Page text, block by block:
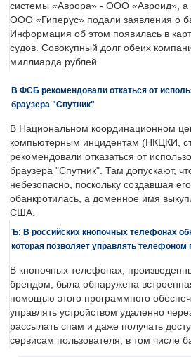
системы «Аврора» - ООО «Авроид», а
ООО «Гиперус» подали заявления о
Информация об этом появилась в
судов. Совокупный долг обеих
миллиарда рублей.
В ФСБ рекомендовали откаться от
браузера "Спутник"
В Национальном координационном
компьютерным инцидентам (НКЦКИ,
рекомендовали отказаться от
браузера "Спутник". Там допускают,
небезопасно, поскольку создавшая
обанкротилась, а доменное имя
США.
Ъ: В российских кнопочных телефонах
которая позволяет управлять телефоном
В кнопочных телефонах,
брендом, была обнаружена
помощью этого программного
управлять устройством удаленно
рассылать спам и даже получать
сервисам пользователя, в том числе